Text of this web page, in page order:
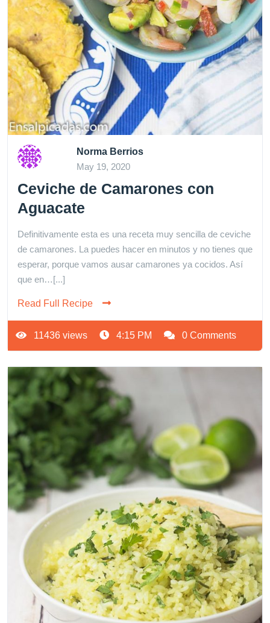
Norma Berrios
May 19, 2020
Ceviche de Camarones con
Aguacate
Definitivamente esta es una receta muy sencilla de ceviche
de camarones. La puedes hacer en minutos y no tienes que
esperar, porque vamos ausar camarones ya cocidos. Así
que en…[...]
Read Full Recipe
11436 views 4:15 PM 0 Comments